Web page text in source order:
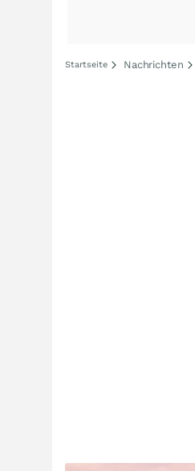
Startseite Nachrichten